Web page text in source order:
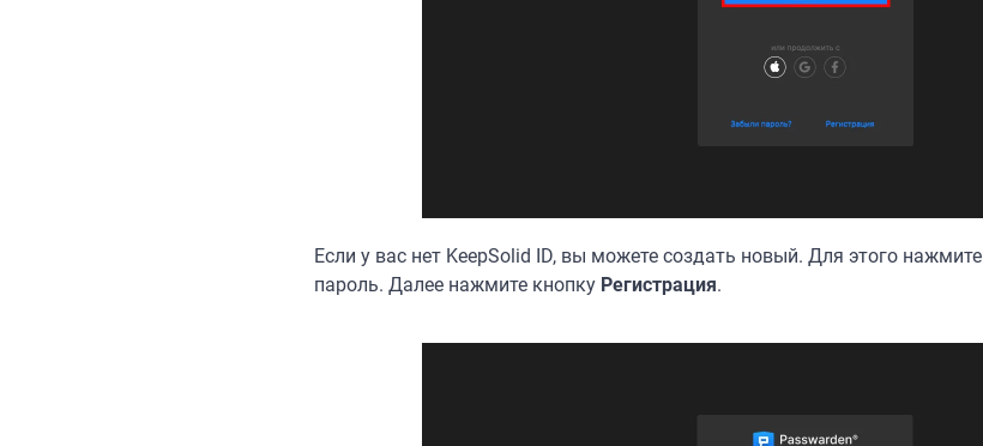
Если у вас нет KeepSolid ID, вы можете создать новый. Для этого нажмите
пароль. Далее нажмите кнопку Регистрация.